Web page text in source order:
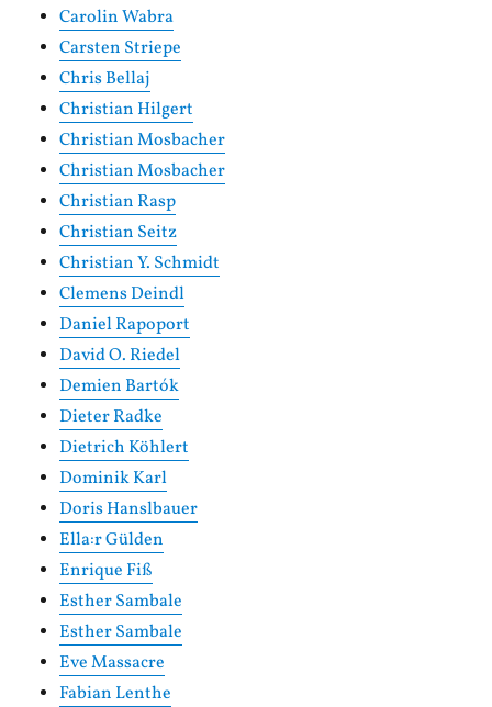
Carolin Wabra
Carsten Striepe
Chris Bellaj
Christian Hilgert
Christian Mosbacher
Christian Mosbacher
Christian Rasp
Christian Seitz
Christian Y. Schmidt
Clemens Deindl
Daniel Rapoport
David O. Riedel
Demien Bartók
Dieter Radke
Dietrich Köhlert
Dominik Karl
Doris Hanslbauer
Ella:r Gülden
Enrique Fiß
Esther Sambale
Esther Sambale
Eve Massacre
Fabian Lenthe